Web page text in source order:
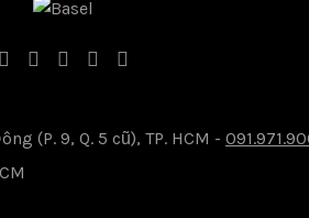
(P. 9, Q. 5 cũ), TP. HCM -